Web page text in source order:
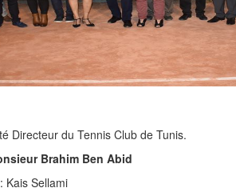
Directeur du Tennis Club de Tunis.
Brahim Ben Abid
Kais Sellami